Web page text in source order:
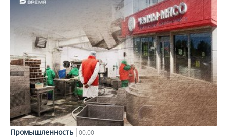
Промышленность 00:00